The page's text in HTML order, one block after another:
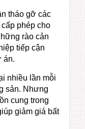
tháo gỡ các
phép cho
rào cản
tiếp cận
án.
nhiều lần mỗi
sản. Nhưng
cung trong
giảm giá bất